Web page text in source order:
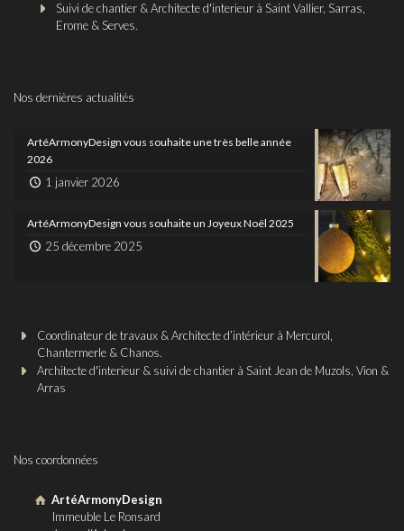
Suivi de chantier & Architecte d'interieur à Saint Vallier, Sarras,
Erome & Serves.
Nos dernières actualités
ArtéArmonyDesign vous souhaite une très belle année
2026
1 janvier 2026
ArtéArmonyDesign vous souhaite un Joyeux Noël 2025
25 décembre 2025
Coordinateur de travaux & Architecte d’intérieur à Mercurol,
Chantermerle & Chanos.
Architecte d'interieur & suivi de chantier à Saint Jean de Muzols, Vion &
Arras
Nos coordonnées
ArtéArmonyDesign
Immeuble Le Ronsard